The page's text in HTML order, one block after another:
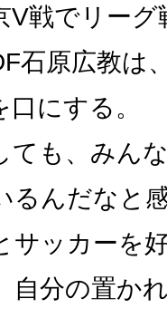
V戦でリー
石原広教は
にする。
ても、みん
るんだなと
サッカーを
自分の置か